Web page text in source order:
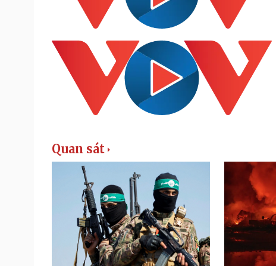
Quan sát